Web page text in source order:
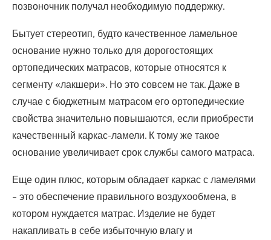
позвоночник получал необходимую поддержку.
Бытует стереотип, будто качественное ламельное
основание нужно только для дорогостоящих
ортопедических матрасов, которые относятся к
сегменту «лакшери». Но это совсем не так. Даже в
случае с бюджетным матрасом его ортопедические
свойства значительно повышаются, если приобрести
качественный каркас-ламели. К тому же такое
основание увеличивает срок службы самого матраса.
Еще один плюс, которым обладает каркас с ламелями
– это обеспечение правильного воздухообмена, в
котором нуждается матрас. Изделие не будет
накапливать в себе избыточную влагу и